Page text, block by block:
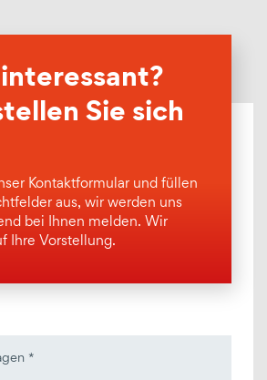
Sie sich
Kontaktformular und füllen
aus, wir werden uns
bei Ihnen melden. Wir
Ihre Vorstellung.